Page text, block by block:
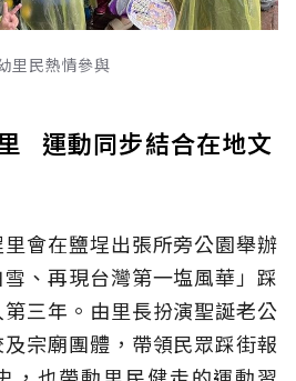
里民熱情參與
運動同步結合在地文
會在鹽埕出張所旁公園舉辦
雪、再現台灣第一塩風華」踩
三年。由里長扮演聖誕老公
宗廟團體，帶領民眾踩街報